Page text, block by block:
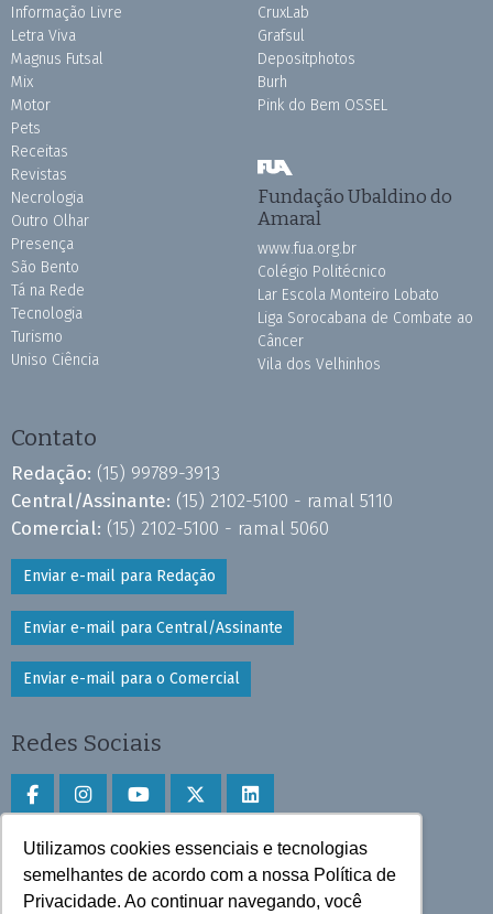
Utilizamos cookies essenciais e tecnologias
semelhantes de acordo com a nossa Política de
Privacidade. Ao continuar navegando, você
Informação Livre
Letra Viva
Magnus Futsal
Mix
Motor
Pets
Receitas
Revistas
Necrologia
Outro Olhar
Presença
São Bento
Tá na Rede
Tecnologia
Turismo
Uniso Ciência
CruxLab
Grafsul
Depositphotos
Burh
Pink do Bem OSSEL
Fundação Ubaldino do
Amaral
www.fua.org.br
Colégio Politécnico
Lar Escola Monteiro Lobato
Liga Sorocabana de Combate ao
Câncer
Vila dos Velhinhos
Contato
Redação: (15) 99789-3913
Central/Assinante: (15) 2102-5100 - ramal 5110
Comercial: (15) 2102-5100 - ramal 5060
Enviar e-mail para Redação
Enviar e-mail para Central/Assinante
Enviar e-mail para o Comercial
Redes Sociais
Faça download do aplicativo
Play Store e App Store